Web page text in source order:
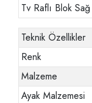
Tv Raflı Blok
Teknik Özellikler
Renk
Malzeme
Ayak Malzemesi